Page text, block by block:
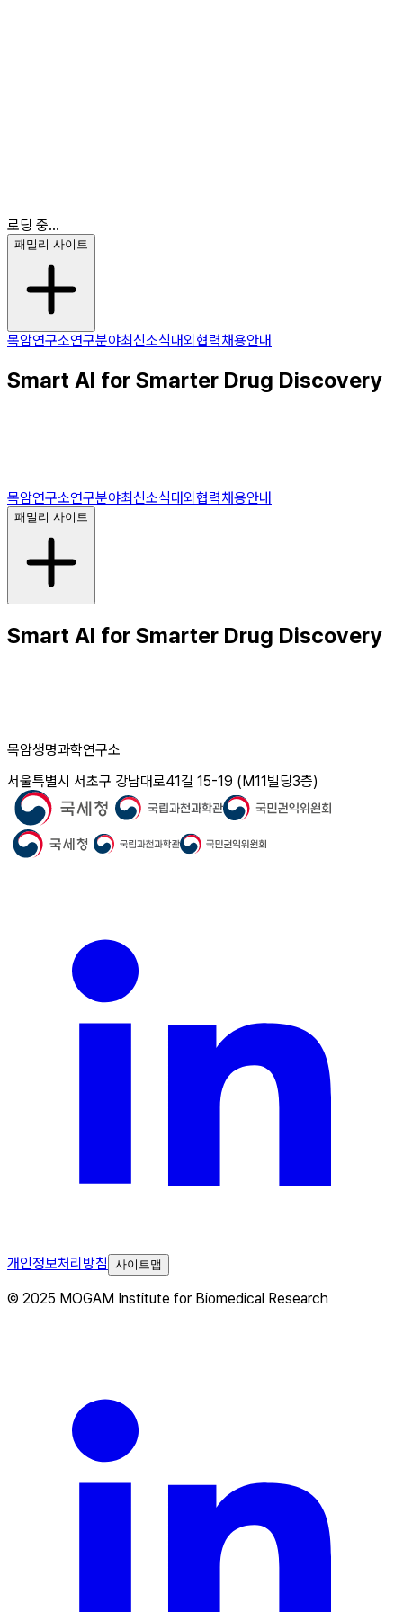
로딩 중...
패밀리 사이트
목암연구소연구분야최신소식대외협력채용안내
Smart AI for Smarter Drug Discovery
목암연구소연구분야최신소식대외협력채용안내
패밀리 사이트
Smart AI for Smarter Drug Discovery
목암생명과학연구소
서울특별시 서초구 강남대로41길 15-19 (M11빌딩3층)
개인정보처리방침 사이트맵
© 2025 MOGAM Institute for Biomedical Research